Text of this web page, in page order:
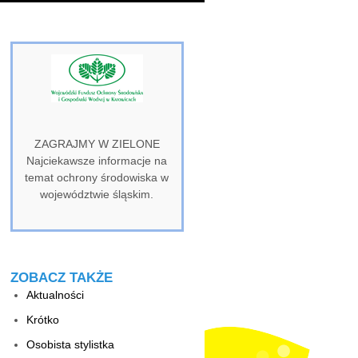
ZAGRAJMY W ZIELONE
Najciekawsze informacje na
temat ochrony środowiska w
województwie śląskim.
ZOBACZ TAKŻE
Aktualności
Krótko
Osobista stylistka